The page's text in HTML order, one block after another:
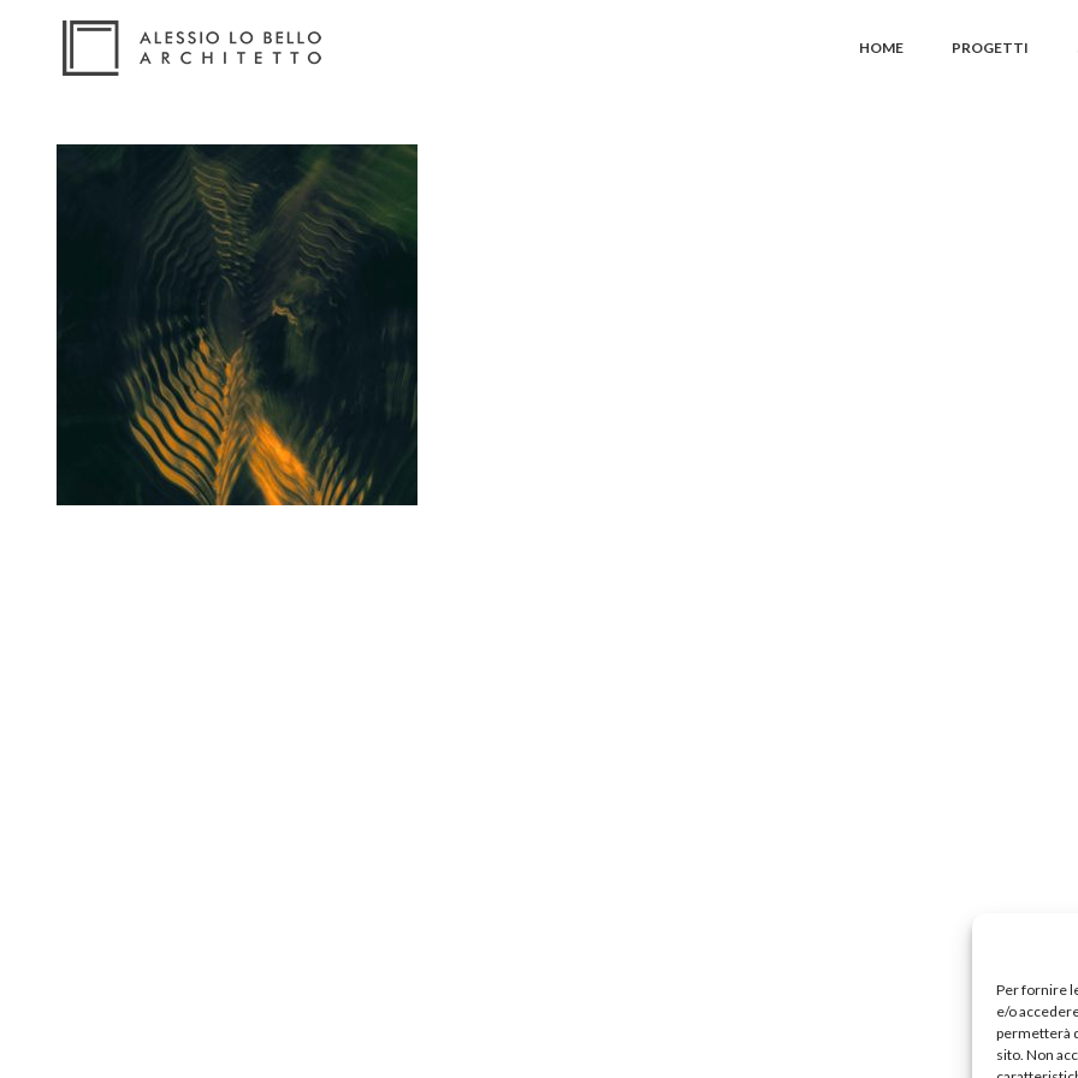
Per fornire
e/o
permetterà
sito. Non
HOME PROGETTI